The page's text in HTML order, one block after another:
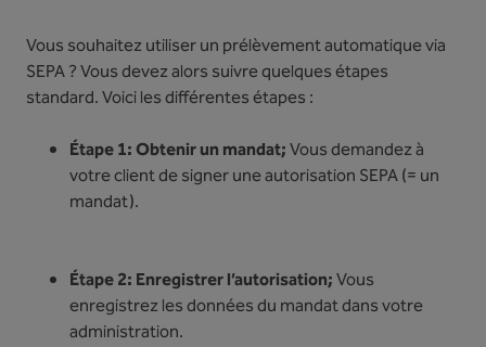
Vous souhaitez utiliser un prélèvement automatique via
SEPA ? Vous devez alors suivre quelques étapes
standard. Voici les différentes étapes :
Étape 1: Obtenir un mandat;Vous demandez à
votre client de signer une autorisation SEPA (= un
mandat).
Étape 2: Enregistrer l’autorisation;Vous
enregistrez les données du mandat dans votre
administration.